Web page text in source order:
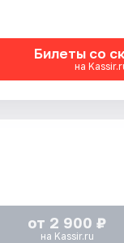
Билеты со
на
от 2 900 ₽
на Kassir.ru